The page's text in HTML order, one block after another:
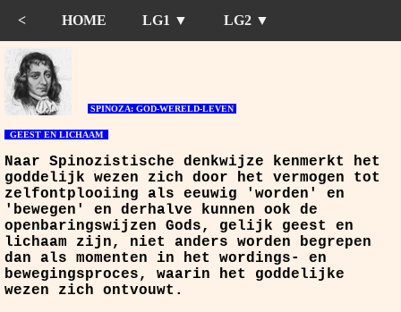
< HOME LG1 ▼ LG2 ▼
SPINOZA: GOD-WERELD-LEVEN
GEEST EN LICHAAM
Naar Spinozistische denkwijze kenmerkt het
goddelijk wezen zich door het vermogen tot
zelfontplooiing als eeuwig 'worden' en
'bewegen' en derhalve kunnen ook de
openbaringswijzen Gods, gelijk geest en
lichaam zijn, niet anders worden begrepen
dan als momenten in het wordings- en
bewegingsproces, waarin het goddelijke
wezen zich ontvouwt.